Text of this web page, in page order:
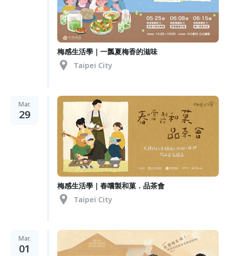
梅感生活學｜一瓢夏梅香的滋味
Taipei City
Mar.
29
梅感生活學｜春嚐製和菓．品茶會
Taipei City
Mar.
01